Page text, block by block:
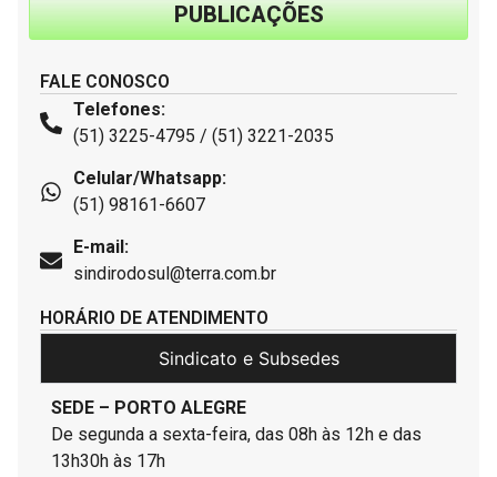
PUBLICAÇÕES
FALE CONOSCO
Telefones:
(51) 3225-4795 / (51) 3221-2035
Celular/Whatsapp:
(51) 98161-6607
E-mail:
sindirodosul@terra.com.br
HORÁRIO DE ATENDIMENTO
Sindicato e Subsedes
SEDE – PORTO ALEGRE
De segunda a sexta-feira, das 08h às 12h e das
13h30h às 17h